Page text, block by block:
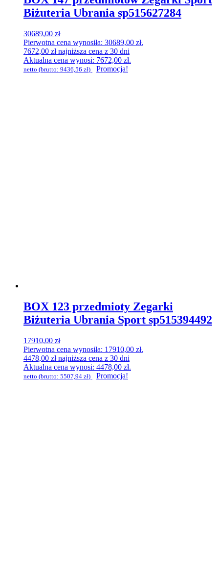
Biżuteria Ubrania sp515627284
30689,00zł
Pierwotna cena wynosiła: 30689,00 zł.
7672,00 złnajniższa cena z 30 dni
Aktualna cena wynosi: 7672,00 zł.
netto (brutto: 9436,56 zł) Promocja!
BOX 123 przedmioty Zegarki
Biżuteria Ubrania Sport sp515394492
17910,00zł
Pierwotna cena wynosiła: 17910,00 zł.
4478,00 złnajniższa cena z 30 dni
Aktualna cena wynosi: 4478,00 zł.
netto (brutto: 5507,94 zł) Promocja!